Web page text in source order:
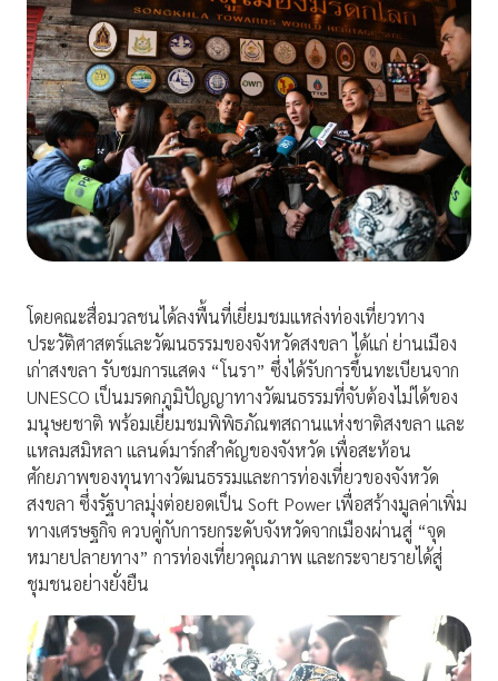
โดยคณะสื่อมวลชนได้ลงพื้นที่เยี่ยมชมแหล่งท่องเที่ยวทาง
ประวัติศาสตร์และวัฒนธรรมของจังหวัดสงขลา ได้แก่ ย่านเมือง
เก่าสงขลา รับชมการแสดง “โนรา” ซึ่งได้รับการขึ้นทะเบียนจาก
UNESCO เป็นมรดกภูมิปัญญาทางวัฒนธรรมที่จับต้องไม่ได้ของ
มนุษยชาติ พร้อมเยี่ยมชมพิพิธภัณฑสถานแห่งชาติสงขลา และ
แหลมสมิหลา แลนด์มาร์กสำคัญของจังหวัด เพื่อสะท้อน
ศักยภาพของทุนทางวัฒนธรรมและการท่องเที่ยวของจังหวัด
สงขลา ซึ่งรัฐบาลมุ่งต่อยอดเป็น Soft Power เพื่อสร้างมูลค่าเพิ่ม
ทางเศรษฐกิจ ควบคู่กับการยกระดับจังหวัดจากเมืองผ่านสู่ “จุด
หมายปลายทาง” การท่องเที่ยวคุณภาพ และกระจายรายได้สู่
ชุมชนอย่างยั่งยืน